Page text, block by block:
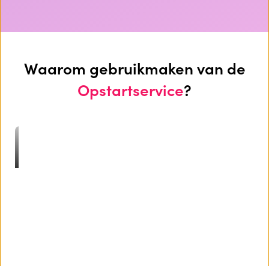
Waarom gebruikmaken van de
Opstartservice?